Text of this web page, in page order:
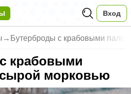
Вход
→ Бутерброды с крабовыми
крабовыми
морковью